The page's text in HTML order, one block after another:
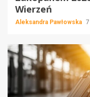
Wierzeń
Aleksandra Pawłowska